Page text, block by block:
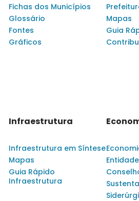
Fichas dos Municípios
Glossário
Fontes
Gráficos
Mapas
Guia
Infraestrutura
Infraestrutura em Síntese
Mapas
Guia Rápido
Infraestrutura